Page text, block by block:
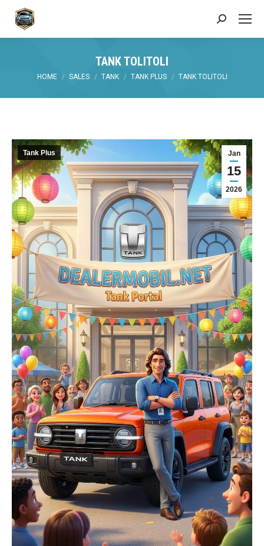
Search:
TANK TOLITOLI
You are here:
HOME SALES TANK TANK PLUS TANK TOLITOLI
Jan
15
2026
Tank Plus